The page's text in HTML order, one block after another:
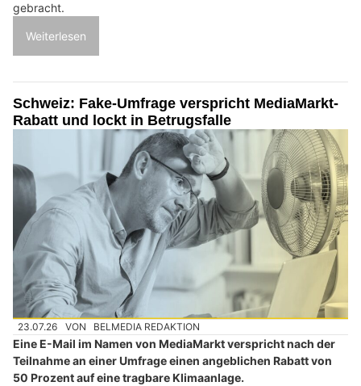
gebracht.
Weiterlesen
Schweiz: Fake-Umfrage verspricht MediaMarkt-
Rabatt und lockt in Betrugsfalle
23.07.26 VON BELMEDIA REDAKTION
Eine E-Mail im Namen von MediaMarkt verspricht nach der
Teilnahme an einer Umfrage einen angeblichen Rabatt von
50 Prozent auf eine tragbare Klimaanlage.